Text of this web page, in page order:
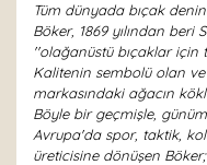
Tüm dünyada bıçak
Böker, 1869 yılından
''olağanüstü bıçaklar için
Kalitenin sembolü olan
markasındaki ağacın
Böyle bir geçmişle,
Avrupa'da spor, taktik,
üreticisine dönüşen